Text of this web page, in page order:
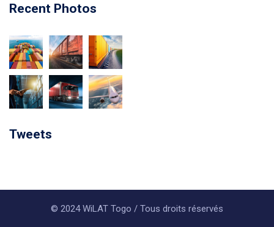
Recent Photos
Tweets
© 2024 WiLAT Togo / Tous droits réservés